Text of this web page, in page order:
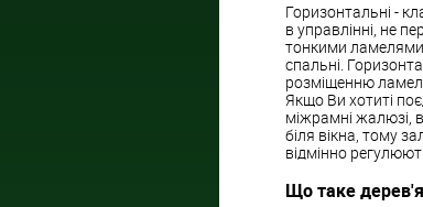
Горизонтальні -
в управлінні, не
тонкими ламелями
спальні.
розміщенню
Якщо Ви хотиті
міжрамні жалюзі,
біля вікна, тому
відмінно
Що таке